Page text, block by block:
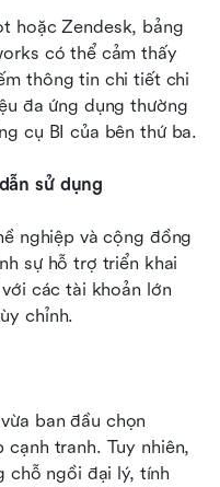
hoặc Zendesk, bảng
có thể cảm thấy
thông tin chi tiết chi
đa ứng dụng thường
cụ BI của bên thứ ba.
sử dụng
nghiệp và cộng đồng
sự hỗ trợ triển khai
các tài khoản lớn
chỉnh.
ban đầu chọn
cạnh tranh. Tuy nhiên,
chỗ ngồi đại lý, tính